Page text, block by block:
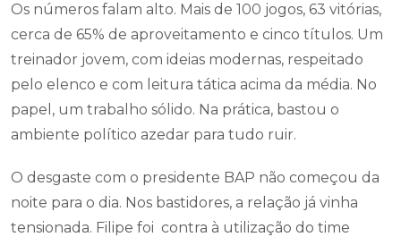
Os números falam alto. Mais de 100 jogos, 63 vitórias,
cerca de 65% de aproveitamento e cinco títulos. Um
treinador jovem, com ideias modernas, respeitado
pelo elenco e com leitura tática acima da média. No
papel, um trabalho sólido. Na prática, bastou o
ambiente político azedar para tudo ruir.
O desgaste com o presidente BAP não começou da
noite para o dia. Nos bastidores, a relação já vinha
tensionada. Filipe foi contra à utilização do time